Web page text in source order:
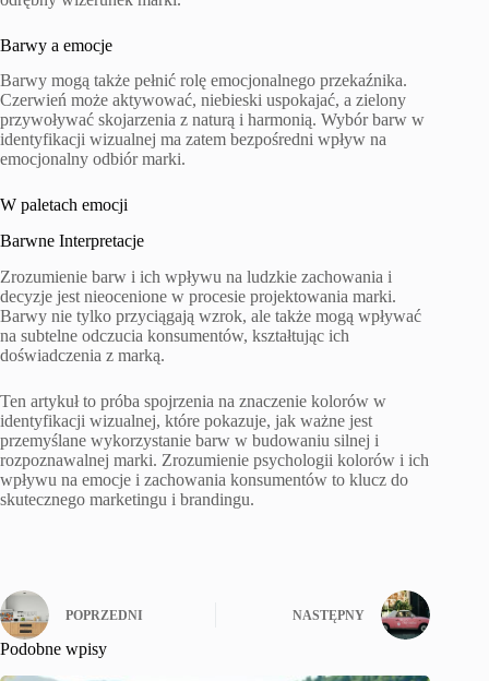
Barwy a emocje
Barwy mogą także pełnić rolę emocjonalnego przekaźnika.
Czerwień może aktywować, niebieski uspokajać, a zielony
przywoływać skojarzenia z naturą i harmonią. Wybór barw w
identyfikacji wizualnej ma zatem bezpośredni wpływ na
emocjonalny odbiór marki.
W paletach emocji
Barwne Interpretacje
Zrozumienie barw i ich wpływu na ludzkie zachowania i
decyzje jest nieocenione w procesie projektowania marki.
Barwy nie tylko przyciągają wzrok, ale także mogą wpływać
na subtelne odczucia konsumentów, kształtując ich
doświadczenia z marką.
Ten artykuł to próba spojrzenia na znaczenie kolorów w
identyfikacji wizualnej, które pokazuje, jak ważne jest
przemyślane wykorzystanie barw w budowaniu silnej i
rozpoznawalnej marki. Zrozumienie psychologii kolorów i ich
wpływu na emocje i zachowania konsumentów to klucz do
skutecznego marketingu i brandingu.
POPRZEDNI NASTĘPNY
Podobne wpisy